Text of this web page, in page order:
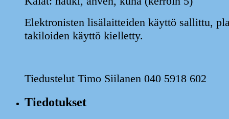
Elektronisten lisälaitteiden käyttö sallittu,
takiloiden käyttö kielletty.
Tiedustelut Timo Siilanen 040 5918 602
Tiedotukset